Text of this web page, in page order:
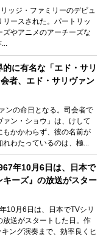
ッジ・ファミリーのデビュ
ースされた。パートリッ
やアニメのアーチーズな
...
に有名な「エド・サリ
者、エド・サリヴァン
ンの命日となる。司会者で
ン・ショウ」は、けして
かかわらず、彼の名前が
わたっているのは、極...
年10月6日は、日本で
ーズ』の放送がスター
10月6日は、日本でTVシリ
放送がスタートした日。作
ング演奏まで、効率良くヒ